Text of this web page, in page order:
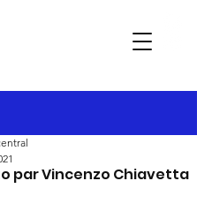
par Vincenzo Chiavetta